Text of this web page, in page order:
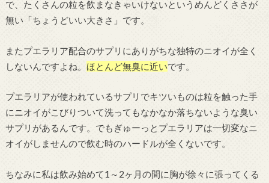
で、たくさんの粒を飲まなきゃいけないというめんどくささが
無い「ちょうどいい大きさ」です。
またプエラリア配合のサプリにありがちな独特のニオイが全く
しないんですよね。 ほとんど無臭に近いです。
プエラリアが使われているサプリでキツいものは粒を触った手
にニオイがこびりついて洗ってもなかなか落ちないような臭い
サプリがあるんです。でもぎゅーっとプエラリアは一切変なニ
オイがしませんので飲む時のハードルが全くないです。
ちなみに私は飲み始めて1～2ヶ月の間に胸が徐々に張ってくる